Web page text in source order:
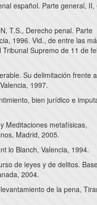
español. Parte general, II,
T.S., Derecho penal. Parte
1996. Vid., de entre las
Supremo de 11 de
Su delimitación frente
1997.
bien jurídico e
Meditaciones metafísicas,
Madrid, 2005.
lo Blanch, Valencia, 1994.
de leyes y de delitos.
2004.
de la pena,